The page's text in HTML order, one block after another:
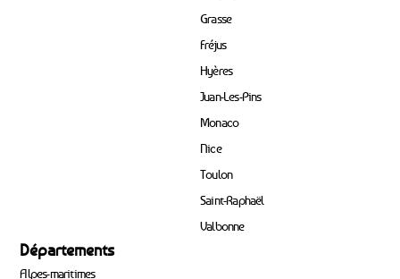
Grasse
Fréjus
Hyères
Juan-Les-Pins
Monaco
Nice
Toulon
Saint-Raphaël
Valbonne
Départements
Alpes-maritimes